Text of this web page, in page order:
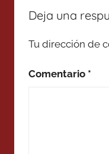
Deja una
Tu dirección de
Comentario *